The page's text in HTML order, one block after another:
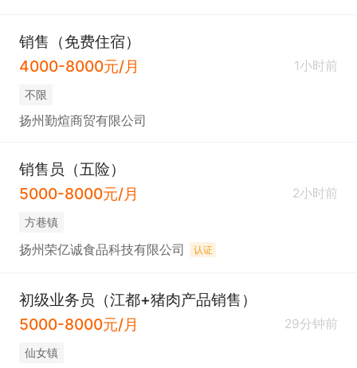
销售（免费住宿）
4000-8000元/月
1小时前
不限
扬州勤煊商贸有限公司
销售员（五险）
5000-8000元/月
2小时前
方巷镇
扬州荣亿诚食品科技有限公司 认证
初级业务员（江都+猪肉产品销售）
5000-8000元/月
29分钟前
仙女镇